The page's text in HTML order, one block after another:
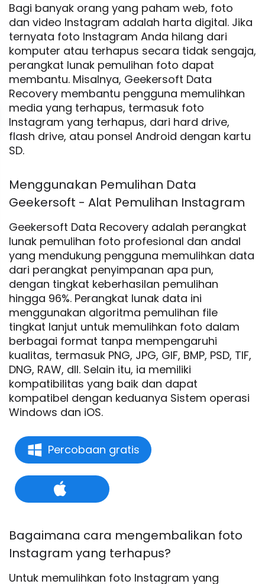
Bagi banyak orang yang paham web, foto
dan video Instagram adalah harta digital. Jika
ternyata foto Instagram Anda hilang dari
komputer atau terhapus secara tidak sengaja,
perangkat lunak pemulihan foto dapat
membantu. Misalnya, Geekersoft Data
Recovery membantu pengguna memulihkan
media yang terhapus, termasuk foto
Instagram yang terhapus, dari hard drive,
flash drive, atau ponsel Android dengan kartu
SD.
Menggunakan Pemulihan Data
Geekersoft - Alat Pemulihan Instagram
Geekersoft Data Recovery adalah perangkat
lunak pemulihan foto profesional dan andal
yang mendukung pengguna memulihkan data
dari perangkat penyimpanan apa pun,
dengan tingkat keberhasilan pemulihan
hingga 96%. Perangkat lunak data ini
menggunakan algoritma pemulihan file
tingkat lanjut untuk memulihkan foto dalam
berbagai format tanpa mempengaruhi
kualitas, termasuk PNG, JPG, GIF, BMP, PSD, TIF,
DNG, RAW, dll. Selain itu, ia memiliki
kompatibilitas yang baik dan dapat
kompatibel dengan keduanya Sistem operasi
Windows dan iOS.
Percobaan gratis
Bagaimana cara mengembalikan foto
Instagram yang terhapus?
Untuk memulihkan foto Instagram yang